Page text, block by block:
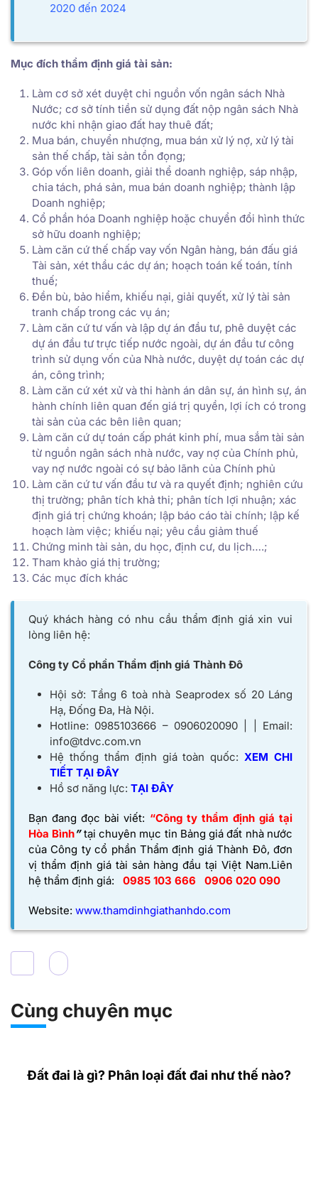
2020 đến 2024
Mục đích thẩm định giá tài sản:
Làm cơ sở xét duyệt chi nguồn vốn ngân sách Nhà
Nước; cơ sở tính tiền sử dụng đất nộp ngân sách Nhà
nước khi nhận giao đất hay thuê đất;
Mua bán, chuyển nhượng, mua bán xử lý nợ, xử lý tài
sản thế chấp, tài sản tồn đọng;
Góp vốn liên doanh, giải thể doanh nghiệp, sáp nhập,
chia tách, phá sản, mua bán doanh nghiệp; thành lập
Doanh nghiệp;
Cổ phần hóa Doanh nghiệp hoặc chuyển đổi hình thức
sở hữu doanh nghiệp;
Làm căn cứ thế chấp vay vốn Ngân hàng, bán đấu giá
Tài sản, xét thầu các dự án; hoạch toán kế toán, tính
thuế;
Đền bù, bảo hiểm, khiếu nại, giải quyết, xử lý tài sản
tranh chấp trong các vụ án;
Làm căn cứ tư vấn và lập dự án đầu tư, phê duyệt các
dự án đầu tư trực tiếp nước ngoài, dự án đầu tư công
trình sử dụng vốn của Nhà nước, duyệt dự toán các dự
án, công trình;
Làm căn cứ xét xử và thi hành án dân sự, án hình sự, án
hành chính liên quan đến giá trị quyền, lợi ích có trong
tài sản của các bên liên quan;
Làm căn cứ dự toán cấp phát kinh phí, mua sắm tài sản
từ nguồn ngân sách nhà nước, vay nợ của Chính phủ,
vay nợ nước ngoài có sự bảo lãnh của Chính phủ
Làm căn cứ tư vấn đầu tư và ra quyết định; nghiên cứu
thị trường; phân tích khả thi; phân tích lợi nhuận; xác
định giá trị chứng khoán; lập báo cáo tài chính; lập kế
hoạch làm việc; khiếu nại; yêu cầu giảm thuế
Chứng minh tài sản, du học, định cư, du lịch….;
Tham khảo giá thị trường;
Các mục đích khác
Quý khách hàng có nhu cầu thẩm định giá xin vui
lòng liên hệ:
Công ty Cổ phần Thẩm định giá Thành Đô
Hội sở: Tầng 6 toà nhà Seaprodex số 20 Láng
Hạ, Đống Đa, Hà Nội.
Hotline: 0985103666 – 0906020090 | | Email:
info@tdvc.com.vn
Hệ thống thẩm định giá toàn quốc:XEM CHI
TIẾT TẠI ĐÂY
Hồ sơ năng lực: TẠI ĐÂY
Bạn đang đọc bài viết: “Công ty thẩm định giá tại
Hòa Bình” tại chuyên mục tin Bảng giá đất nhà nước
của Công ty cổ phần Thẩm định giá Thành Đô, đơn
vị thẩm định giá tài sản hàng đầu tại Việt Nam.Liên
hệ thẩm định giá:
0985 103 666 0906 020 090
Website: www.thamdinhgiathanhdo.com
Cùng chuyên mục
Đất đai là gì? Phân loại đất đai như thế nào?